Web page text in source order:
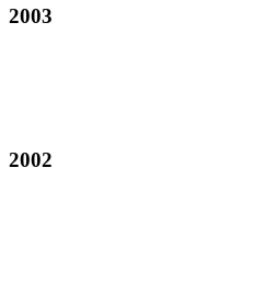
2003
2002